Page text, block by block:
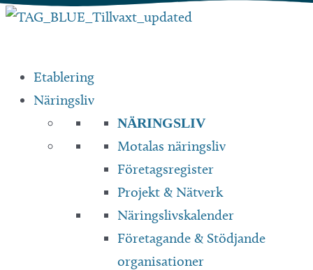
Hoppa
Etablering
Näringsliv
NÄRINGSLIV
Motalas näringsliv
Företagsregister
Projekt & Nätverk
Näringslivskalender
Företagande & Stödjande
organisationer